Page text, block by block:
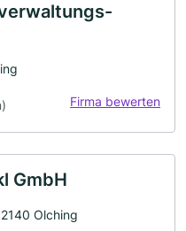
Firma bewerten
GmbH
Olching